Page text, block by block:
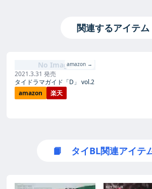
関連するアイテム
No Imageamazon →
2021.3.31 発売
タイドラマガイド「D」 vol.2
amazon
楽天
📙 タイBL関連アイテ